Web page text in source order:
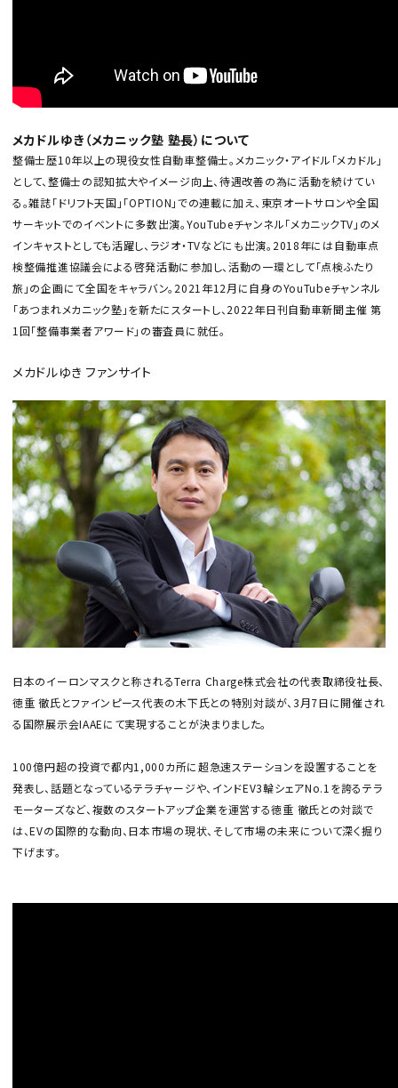
メカドルゆき（メカニック塾 塾長）について
整備士歴10年以上の現役女性自動車整備士。メカニック・アイドル「メカドル」
として、整備士の認知拡大やイメージ向上、待遇改善の為に活動を続けてい
る。雑誌「ドリフト天国」「OPTION」での連載に加え、東京オートサロンや全国
サーキットでのイベントに多数出演。YouTubeチャンネル「メカニックTV」のメ
インキャストとしても活躍し、ラジオ・TVなどにも出演。2018年には自動車点
検整備推進協議会による啓発活動に参加し、活動の一環として「点検ふたり
旅」の企画にて全国をキャラバン。2021年12月に自身のYouTubeチャンネル
「あつまれメカニック塾」を新たにスタートし、2022年日刊自動車新聞主催 第
1回「整備事業者アワード」の審査員に就任。
メカドルゆき ファンサイト
日本のイーロンマスクと称されるTerra Charge株式会社の代表取締役社長、
徳重 徹氏とファインピース代表の木下氏との特別対談が、3月7日に開催され
る国際展示会IAAEにて実現することが決まりました。
100億円超の投資で都内1,000カ所に超急速ステーションを設置することを
発表し、話題となっているテラチャージや、インドEV3輪シェアNo.1を誇るテラ
モーターズなど、複数のスタートアップ企業を運営する徳重 徹氏との対談で
は、EVの国際的な動向、日本市場の現状、そして市場の未来について深く掘り
下げます。